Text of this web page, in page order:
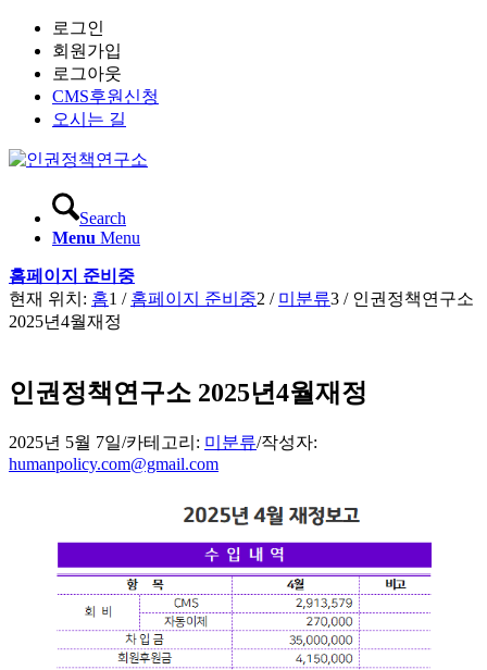
로그인
회원가입
로그아웃
CMS후원신청
오시는 길
Search
Menu Menu
홈페이지 준비중
현재 위치: 홈1 / 홈페이지 준비중2 / 미분류3 / 인권정책연구소
2025년4월재정
인권정책연구소 2025년4월재정
2025년 5월 7일/카테고리: 미분류/작성자:
humanpolicy.com@gmail.com